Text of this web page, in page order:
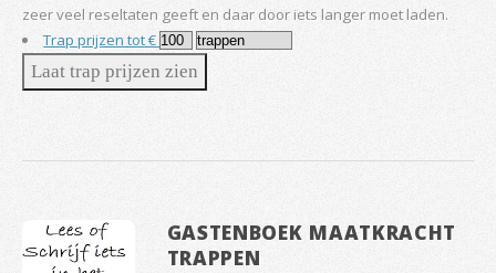
zeer veel reseltaten geeft en daar door iets langer moet laden.
Trap prijzen tot €
GASTENBOEK MAATKRACHT
TRAPPEN